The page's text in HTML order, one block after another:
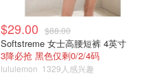
$29.00 $88.00
Softstreme 女士高腰短裤 4英寸
3降必抢 黑色仅剩0/2/4码
lululemon 1329人感兴趣